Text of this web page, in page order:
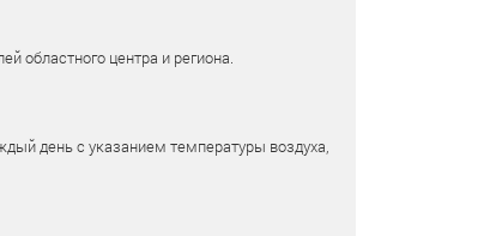
областного центра и региона.
день с указанием температуры воздуха,